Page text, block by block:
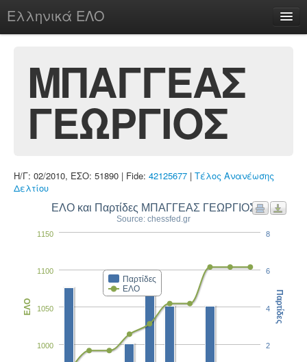
Ελληνικά ΕΛΟ
chesstu.be @ discord
Login
ΜΠΑΓΓΕΑΣ
ΓΕΩΡΓΙΟΣ
Η/Γ: 02/2010, ΕΣΟ: 51890 | Fide: 42125677 | Τέλος Ανανέωσης
Δελτίου
ΕΛΟ και Παρτίδες ΜΠΑΓΓΕΑΣ ΓΕΩΡΓΙΟΣ
Source: chessfed.gr
Παρτίδες
ΕΛΟ
1000
1050
1100
1150
ΕΛΟ
2
4
6
8
Παρτίδες